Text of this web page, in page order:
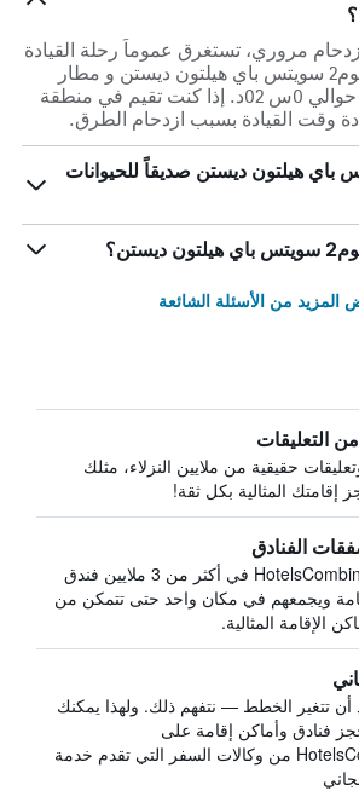
مروري، تستغرق عموماً رحلة القيادة
لمسافة 3.3 كم بين هوم2 سويتس باي هيلتون ديستن و مطار
Destin (أقرب مطار) حوالي 0س 02د. إذا كنت تقيم في منطقة
وقت القيادة بسبب ازدحام الطرق.
هوم2 سويتس باي هيلتون ديستن صديقاً للحيوانات
من الأسئلة الشائعة
من التعليقات
حقيقية من ملايين النزلاء، مثلك
إقامتك المثالية بكل ثقة!
الفنادق
يبحث HotelsCombined في أكثر من 3 ملايين فندق
ويجمعهم في مكان واحد حتى تتمكن من
الإقامة المثالية.
أن تتغير الخطط — نتفهم ذلك. ولهذا يمكنك
فنادق وأماكن إقامة على
HotelsCombined من وكالات السفر التي تقدم خدمة